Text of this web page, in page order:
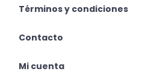
Términos y condiciones
Contacto
Mi cuenta